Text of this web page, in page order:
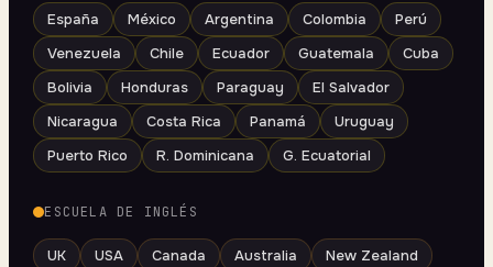
España México Argentina Colombia
Perú
Venezuela
Chile Ecuador Guatemala
Cuba
Bolivia
Honduras Paraguay
El Salvador
Nicaragua
Costa Rica Panamá
Uruguay
Puerto Rico
R. Dominicana G. Ecuatorial
ESCUELA DE INGLÉS
UK USA Canada Australia
New Zealand